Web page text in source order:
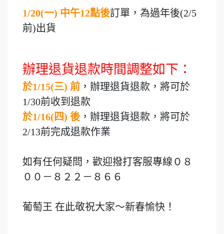
1/20(一) 中午12點後訂單，為過年後(2/5
前)出貨
辦理退貨退款時間調整如下：
於1/15(三) 前 ，辦理退貨退款，將可於
1/30前收到退款
於1/16(四) 後 ，辦理退貨退款，將可於
2/13前完成退款作業
如有任何疑問，歡迎撥打客服專線０８
００－８２２－８６６
葡萄王 在此敬祝大家～新春愉快！